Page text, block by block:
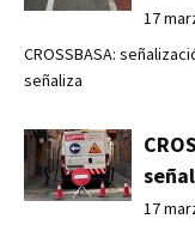
17
CROSSBASA:
señaliza
17